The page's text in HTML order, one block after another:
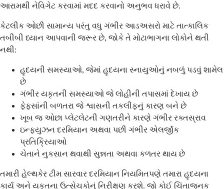
આરામથી નેવિગેટ કરવામાં મદદ કરવાનો અનુભવ ધરાવે છે.
કેટલીક ઓછી સામાન્ય પરંતુ વધુ ગંભીર આડઅસરો માટે તાત્કાલિક
તબીબી ધ્યાન આપવાની જરૂર છે, જોકે તે મોટાભાગના લોકોને થતી
નથી:
હૃદયની સમસ્યાઓ, જેમાં હૃદયના સ્નાયુઓનું નબળું પડવું શામેલ
છે
ગંભીર યકૃતની સમસ્યાઓ જે લોહીની તપાસમાં દેખાય છે
ફેફસાંની બળતરા જે શ્વાસની તકલીફનું કારણ બને છે
ખૂબ જ ઓછા પ્લેટલેટની ગણતરીને કારણે ગંભીર રક્તસ્રાવ
ઇન્ફ્યુઝન દરમિયાન અથવા પછી ગંભીર એલર્જીક
પ્રતિક્રિયાઓ
ચેતાને નુકસાન થવાથી સુન્નતા અથવા કળતર થાય છે
તમારી હેલ્થકેર ટીમ સારવાર દરમિયાન નિયમિતપણે તમારા હૃદયના
કાર્ય અને યકૃતના ઉત્સેચકોનું નિરીક્ષણ કરશે. જો કોઈ ચિંતાજનક